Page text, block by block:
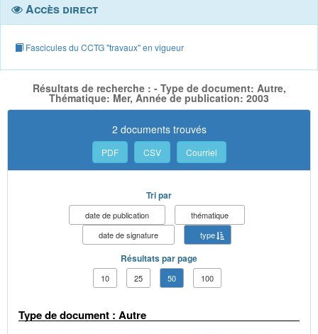
Accès direct
Fascicules du CCTG "travaux" en vigueur
Résultats de recherche : - Type de document: Autre,
Thématique: Mer, Année de publication: 2003
2 documents trouvés
PDF CSV Courriel
Tri par
date de publication
thématique
date de signature
type
Résultats par page
10 25 50 100
Type de document : Autre